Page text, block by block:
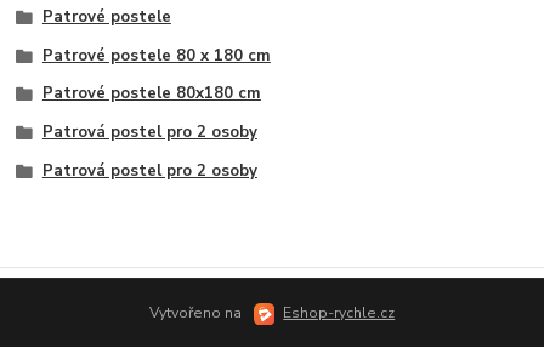
Patrové postele
Patrové postele 80 x 180 cm
Patrové postele 80x180 cm
Patrová postel pro 2 osoby
Patrová postel pro 2 osoby
Vytvořeno na Eshop-rychle.cz